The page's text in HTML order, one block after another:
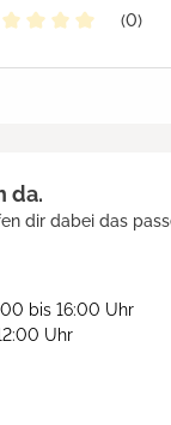
(0)
da.
dir dabei das
bis 16:00 Uhr
Uhr